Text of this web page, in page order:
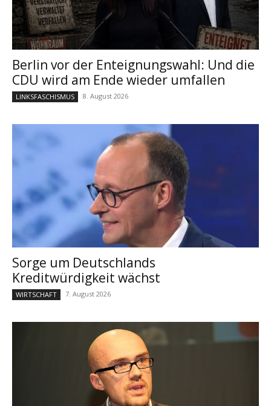
Berlin vor der Enteignungswahl: Und die
CDU wird am Ende wieder umfallen
LINKSFASCHISMUS 8. August 2026
Sorge um Deutschlands
Kreditwürdigkeit wächst
WIRTSCHAFT 7. August 2026